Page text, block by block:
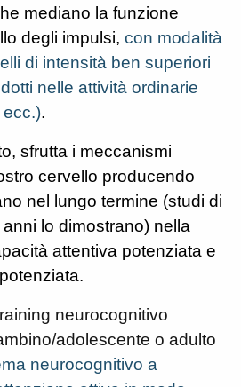
mediano la funzione
degli impulsi, con modalità
di intensità ben superiori
nelle attività ordinarie
ecc.).
sfrutta i meccanismi
cervello producendo
nel lungo termine (studi di
lo dimostrano) nella
attentiva potenziata e
neurocognitivo
adolescente o adulto
neurocognitivo a